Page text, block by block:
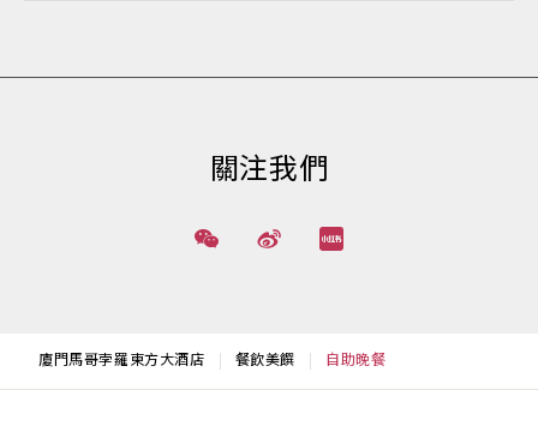
關注我們
廈門馬哥孛羅東方大酒店 餐飲美饌 自助晚餐